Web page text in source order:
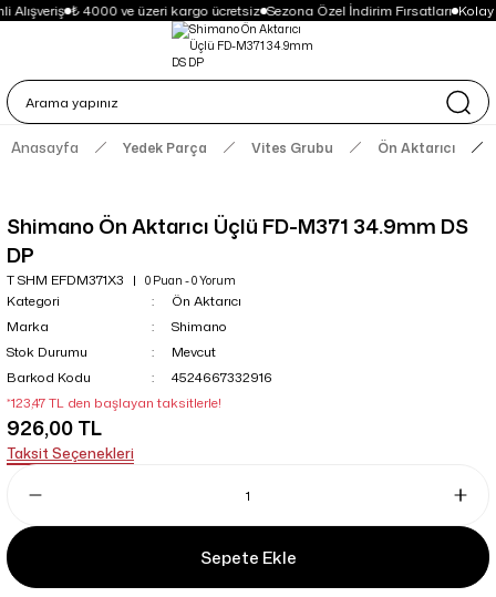
Alışveriş ₺ 4000 ve üzeri kargo ücretsiz Sezona Özel İndirim Fırsatları Kolay
Anasayfa Yedek Parça Vites Grubu Ön Aktarıcı
Shimano Ön Aktarıcı Üçlü FD-M371 34.9mm DS
DP
T SHM EFDM371X3 0 Puan - 0 Yorum
Kategori
Ön Aktarıcı
Marka
Shimano
Stok Durumu
Mevcut
Barkod Kodu
4524667332916
*123,47 TL den başlayan taksitlerle!
926,00 TL
Taksit Seçenekleri
Sepete Ekle